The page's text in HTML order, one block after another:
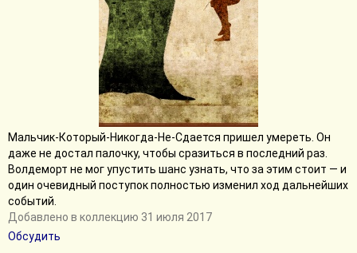
Мальчик-Который-Никогда-Не-Сдается пришел умереть. Он
даже не достал палочку, чтобы сразиться в последний раз.
Волдеморт не мог упустить шанс узнать, что за этим стоит — и
один очевидный поступок полностью изменил ход дальнейших
событий.
Добавлено в коллекцию 31 июля 2017
Обсудить